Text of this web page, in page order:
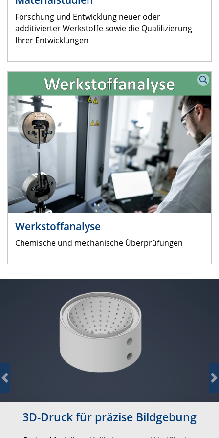
Forschung und Entwicklung neuer oder
additivierter Werkstoffe sowie die Qualifizierung
Ihrer Entwicklungen
Werkstoffanalyse
Chemische und mechanische Überprüfungen
3D-Druck für präzise Bildgebung
Previous